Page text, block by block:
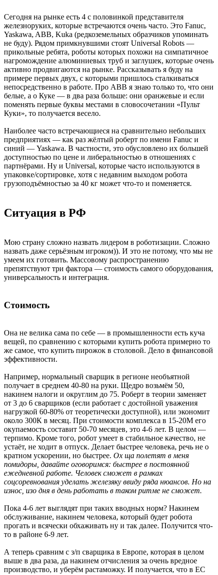
Сегодня на рынке есть 4 с половинкой представителя
железноруких, которые встречаются очень часто. Это Fanuc,
Yaskawa, ABB, Kuka (редкоземельных образчиков упоминать
не буду). Рядом примкнувшими стоят Universal Robots —
прикольные ребята, роботы которых похожи на симпатичное
нагромождение алюминиевых труб и заглушек, которые очень
активно продвигаются на рынке. Рассказывать я буду на
примере первых двух, с которыми пришлось сталкиваться
непосредственно в работе. Про ABB я знаю только то, что они
белые, а о Куке — в два раза больше: они оранжевые и если
поменять первые буквы местами в словосочетании «Пульт
Куки», то получается весело.
Наиболее часто встречающиеся на сравнительно небольших
предприятиях — как раз жёлтый роберт по имени Fanuc и
синий — Yaskawa. В частности, это обусловлено их большей
доступностью по цене и либеральностью в отношениях с
партнёрами. Ну и Universal, которые часто используются в
упаковке/сортировке, хотя с недавним выходом робота
грузоподъёмностью за 40 кг может что-то и поменяется.
Ситуация в РФ
Мою страну сложно назвать лидером в роботизации. Сложно
назвать даже серьёзным игроком)). И это не потому, что мы не
умеем их готовить. Массовому распространению
препятствуют три фактора — стоимость самого оборудования,
универсальность и интеграция.
Стоимость
Она не велика сама по себе — в промышленности есть куча
вещей, по сравнению с которыми купить робота примерно то
же самое, что купить пирожок в столовой. Дело в финансовой
эффективности.
Например, нормальный сварщик в регионе необъятной
получает в среднем 40-80 на руки. Щедро возьмём 50,
накинем налоги и округлим до 75. Роберт в теории заменяет
от 3 до 6 сварщиков (если работает с достойной уважения
нагрузкой 60-80% от теоретически доступной), или экономит
около 300К в месяц. При стоимости комплекса в 15-20М его
окупаемость составит 50-70 месяцев, это 4-6 лет. В целом —
терпимо. Кроме того, робот умеет в стабильное качество, не
устаёт, не ходит в отпуск. Делает быстрее человека, речь не о
кратном ускорении, но быстрее. Ох ща полетят в меня
помидоры, давайте оговоримся: быстрее в постоянной
ежедневной работе. Человек сможет в рамках
соцсоревнования уделать железяку ввиду ряда нюансов. Но на
износ, изо дня в день работать в таком ритме не сможет.
Пока 4-6 лет выглядят при таких вводных норм? Накинем
обслуживание, накинем человека, который будет робота
прогать и всячески обхаживать ну и так далее. Получится что-
то в районе 6-9 лет.
А теперь сравним с з/п сварщика в Европе, которая в целом
выше в два раза, да накинем отчисления за очень вредное
производство, и уберём растаможку. И получается, что в ЕС